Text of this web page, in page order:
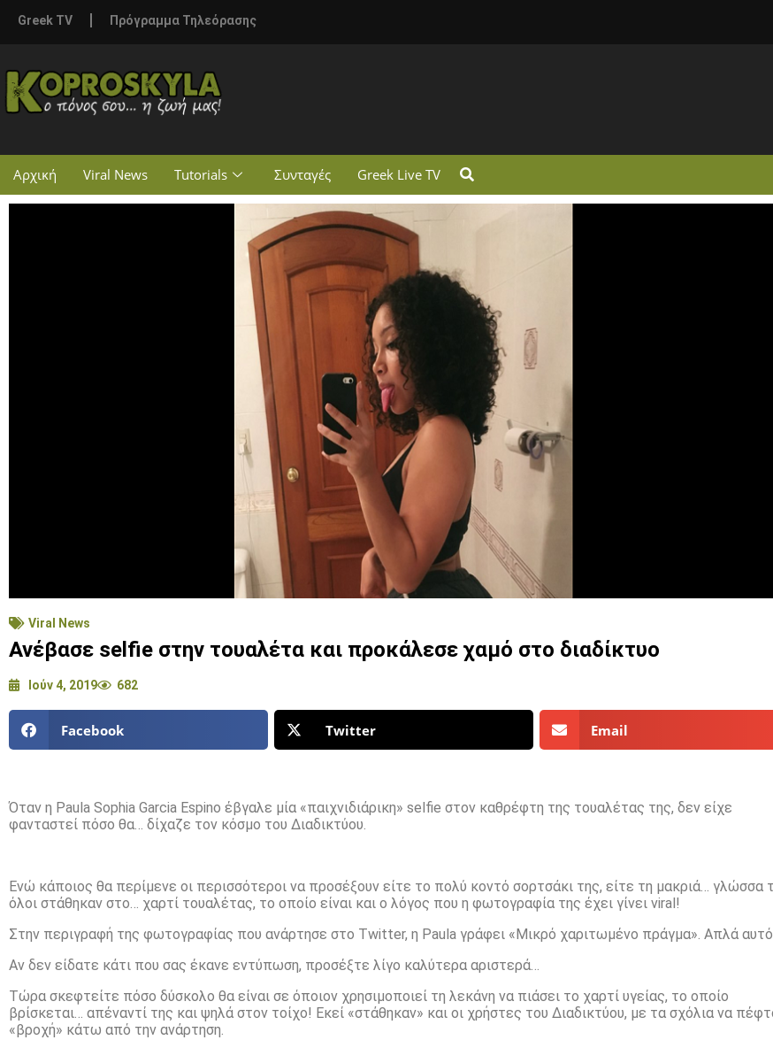
Greek TV Πρόγραμμα Τηλεόρασης
Αρχική Viral News Tutorials Συνταγές Greek Live TV
Viral News
Ανέβασε selfie στην τουαλέτα και προκάλεσε χαμό στο διαδίκτυο
Ιούν 4, 2019 682
Facebook Twitter Email
Όταν η Paula Sophia Garcia Espino έβγαλε μία «παιχνιδιάρικη» selfie στον καθρέφτη της τουαλέτας της, δεν είχε
φανταστεί πόσο θα… δίχαζε τον κόσμο του Διαδικτύου.
Ενώ κάποιος θα περίμενε οι περισσότεροι να προσέξουν είτε το πολύ κοντό σορτσάκι της, είτε τη μακριά… γλώσσα
όλοι στάθηκαν στο… χαρτί τουαλέτας, το οποίο είναι και ο λόγος που η φωτογραφία της έχει γίνει viral!
Στην περιγραφή της φωτογραφίας που ανάρτησε στο Twitter, η Paula γράφει «Μικρό χαριτωμένο πράγμα». Απλά
Αν δεν είδατε κάτι που σας έκανε εντύπωση, προσέξτε λίγο καλύτερα αριστερά…
Τώρα σκεφτείτε πόσο δύσκολο θα είναι σε όποιον χρησιμοποιεί τη λεκάνη να πιάσει το χαρτί υγείας, το οποίο
βρίσκεται… απέναντί της και ψηλά στον τοίχο! Εκεί «στάθηκαν» και οι χρήστες του Διαδικτύου, με τα σχόλια να
«βροχή» κάτω από την ανάρτηση.